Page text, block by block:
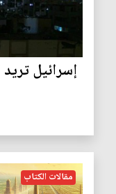
إسرائيل
مقالات الكتاب